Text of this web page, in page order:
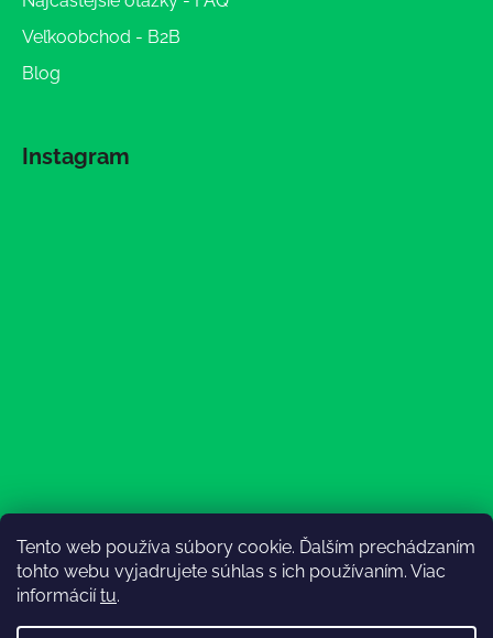
Tento web používa súbory cookie. Ďalším prechádzaním
tohto webu vyjadrujete súhlas s ich používaním. Viac
informáciítu.
Veľkoobchod - B2B
Blog
Instagram
Sledovať na Instagrame